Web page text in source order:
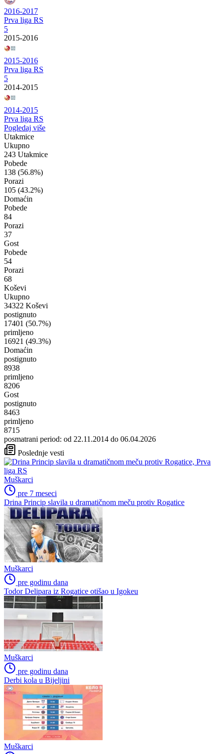
2016-2017
Prva liga RS
5
2015-2016
2015-2016
Prva liga RS
5
2014-2015
2014-2015
Prva liga RS
Pogledaj više
Utakmice
Ukupno
243 Utakmice
Pobede
138 (56.8%)
Porazi
105 (43.2%)
Domaćin
Pobede
84
Porazi
37
Gost
Pobede
54
Porazi
68
Koševi
Ukupno
34322 Koševi
postignuto
17401 (50.7%)
primljeno
16921 (49.3%)
Domaćin
postignuto
8938
primljeno
8206
Gost
postignuto
8463
primljeno
8715
posmatrani period: od 22.11.2014 do 06.04.2026
Poslednje vesti
Muškarci
pre 7 meseci
Drina Princip slavila u dramatičnom meču protiv Rogatice
Muškarci
pre godinu dana
Todor Delipara iz Rogatice otišao u Igokeu
Muškarci
pre godinu dana
Derbi kola u Bijeljini
Muškarci